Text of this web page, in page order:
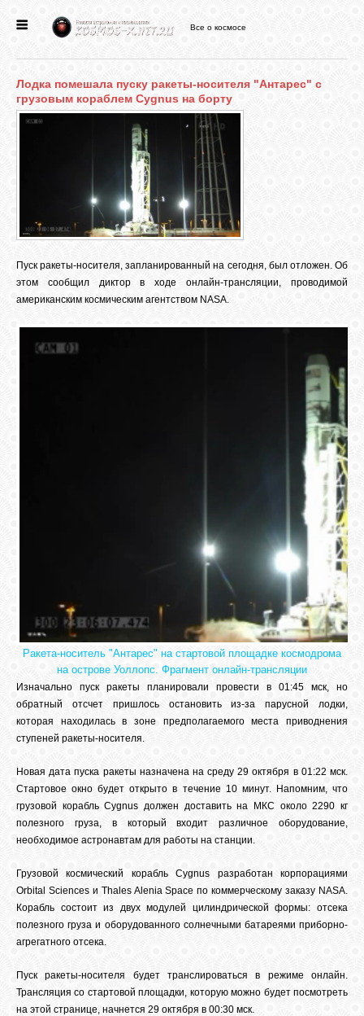
ВИДЕО
ФОТО
Все о космосе
Лодка помешала пуску ракеты-носителя "Антарес" с
грузовым кораблем Cygnus на борту
Пуск ракеты-носителя, запланированный на сегодня, был отложен. Об
этом сообщил диктор в ходе онлайн-трансляции, проводимой
американским космическим агентством NASA.
Ракета-носитель "Антарес" на стартовой площадке космодрома
на острове Уоллопс. Фрагмент онлайн-трансляции
Изначально пуск ракеты планировали провести в 01:45 мск, но
обратный отсчет пришлось остановить из-за парусной лодки,
которая находилась в зоне предполагаемого места приводнения
ступеней ракеты-носителя.
Новая дата пуска ракеты назначена на среду 29 октября в 01:22 мск.
Стартовое окно будет открыто в течение 10 минут. Напомним, что
грузовой корабль Cygnus должен доставить на МКС около 2290 кг
полезного груза, в который входит различное оборудование,
необходимое астронавтам для работы на станции.
Грузовой космический корабль Cygnus разработан корпорациями
Orbital Sciences и Thales Alenia Space по коммерческому заказу NASA.
Корабль состоит из двух модулей цилиндрической формы: отсека
полезного груза и оборудованного солнечными батареями приборно-
агрегатного отсека.
Пуск ракеты-носителя будет транслироваться в режиме онлайн.
Трансляция со стартовой площадки, которую можно будет посмотреть
на этой странице, начнется 29 октября в 00:30 мск.